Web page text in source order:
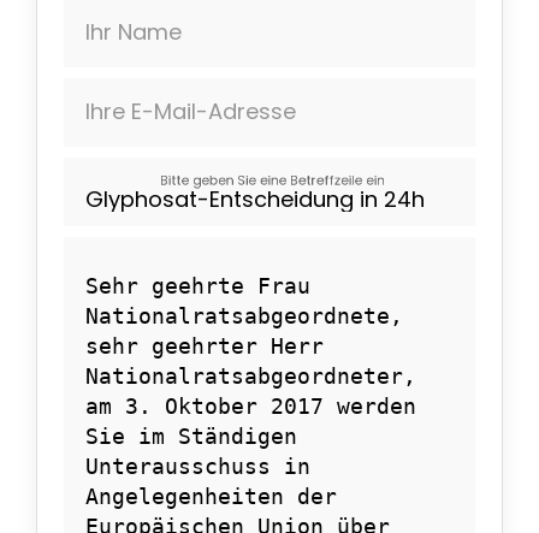
Ihr Name
Ihre E-Mail-Adresse
Bitte geben Sie eine Betreffzeile ein